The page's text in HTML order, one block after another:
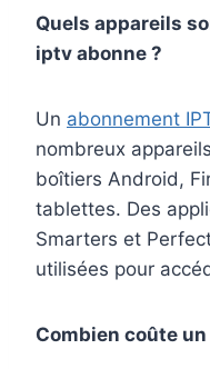
Quels appareils
iptv abonne ?
Un abonnement
nombreux
boîtiers Android,
tablettes. Des
Smarters et
utilisées pour
Combien coûte